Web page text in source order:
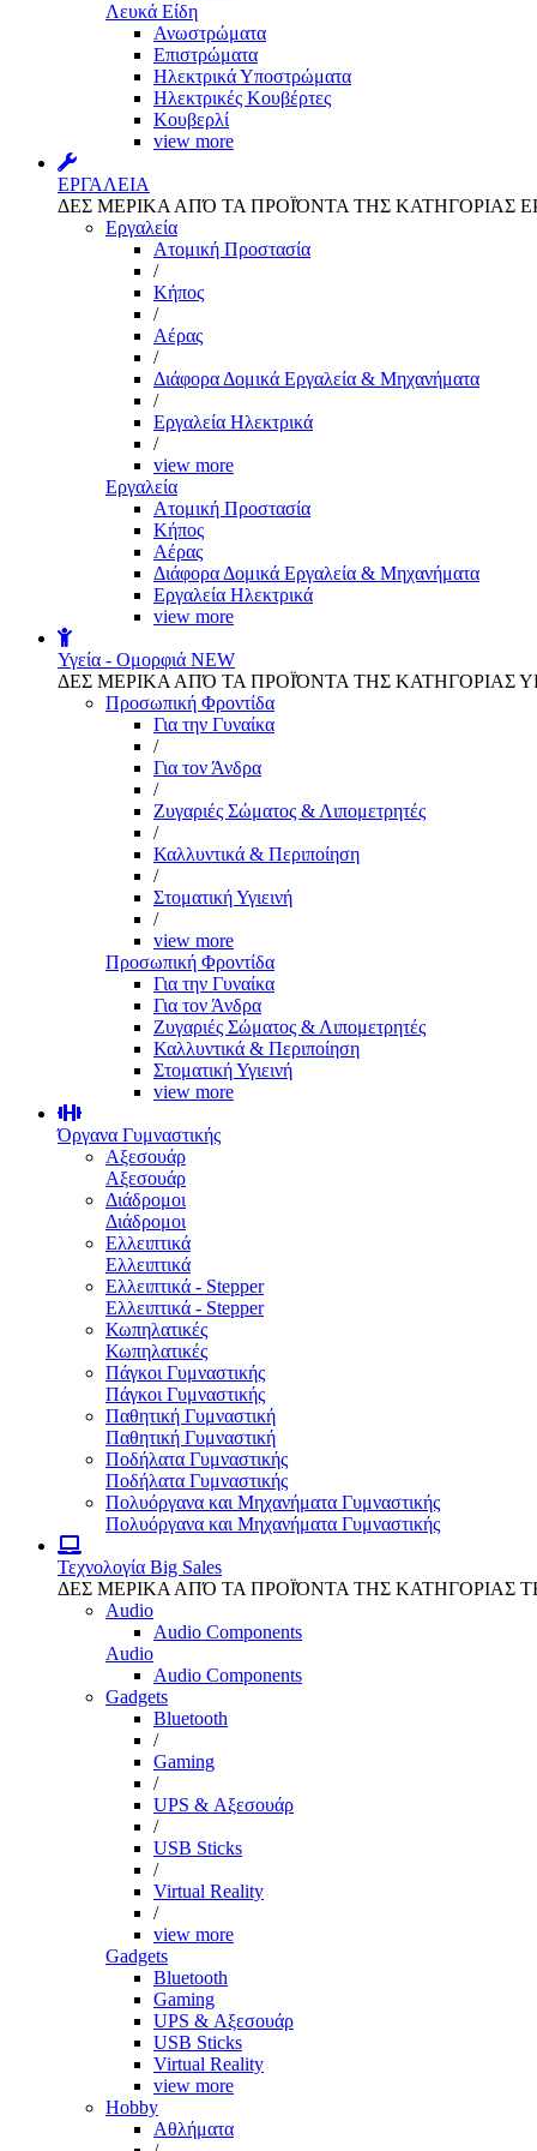
Λευκά Είδη
Ανωστρώματα
Επιστρώματα
Ηλεκτρικά Υποστρώματα
Ηλεκτρικές Κουβέρτες
Κουβερλί
view more
ΕΡΓΑΛΕΙΑ
ΔΕΣ ΜΕΡΙΚΑ ΑΠΌ ΤΑ ΠΡΟΪΌΝΤΑ ΤΗΣ ΚΑΤΗΓΟΡΙΑΣ
Εργαλεία
Aτομική Προστασία
/
Kήπος
/
Αέρας
/
Διάφορα Δομικά Εργαλεία & Μηχανήματα
/
Εργαλεία Ηλεκτρικά
/
view more
Εργαλεία
Aτομική Προστασία
Kήπος
Αέρας
Διάφορα Δομικά Εργαλεία & Μηχανήματα
Εργαλεία Ηλεκτρικά
view more
Υγεία - Ομορφιά NEW
ΔΕΣ ΜΕΡΙΚΑ ΑΠΌ ΤΑ ΠΡΟΪΌΝΤΑ ΤΗΣ ΚΑΤΗΓΟΡΙΑΣ
Προσωπική Φροντίδα
Για την Γυναίκα
/
Για τον Άνδρα
/
Ζυγαριές Σώματος & Λιπομετρητές
/
Καλλυντικά & Περιποίηση
/
Στοματική Υγιεινή
/
view more
Προσωπική Φροντίδα
Για την Γυναίκα
Για τον Άνδρα
Ζυγαριές Σώματος & Λιπομετρητές
Καλλυντικά & Περιποίηση
Στοματική Υγιεινή
view more
Όργανα Γυμναστικής
Αξεσουάρ
Αξεσουάρ
Διάδρομοι
Διάδρομοι
Ελλειπτικά
Ελλειπτικά
Ελλειπτικά - Stepper
Ελλειπτικά - Stepper
Κωπηλατικές
Κωπηλατικές
Πάγκοι Γυμναστικής
Πάγκοι Γυμναστικής
Παθητική Γυμναστική
Παθητική Γυμναστική
Ποδήλατα Γυμναστικής
Ποδήλατα Γυμναστικής
Πολυόργανα και Μηχανήματα Γυμναστικής
Πολυόργανα και Μηχανήματα Γυμναστικής
Τεχνολογία Big Sales
ΔΕΣ ΜΕΡΙΚΑ ΑΠΌ ΤΑ ΠΡΟΪΌΝΤΑ ΤΗΣ ΚΑΤΗΓΟΡΙΑΣ
Audio
Audio Components
Audio
Audio Components
Gadgets
Bluetooth
/
Gaming
/
UPS & Αξεσουάρ
/
USB Sticks
/
Virtual Reality
/
view more
Gadgets
Bluetooth
Gaming
UPS & Αξεσουάρ
USB Sticks
Virtual Reality
view more
Hobby
Αθλήματα